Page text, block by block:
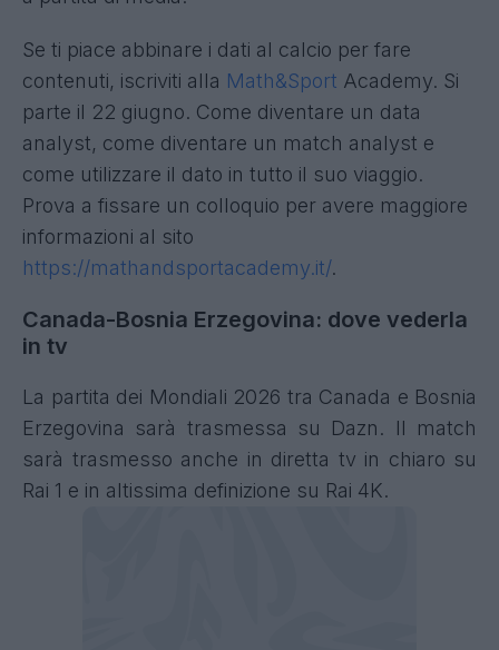
Se ti piace abbinare i dati al calcio per fare
contenuti, iscriviti alla Math&Sport Academy. Si
parte il 22 giugno. Come diventare un data
analyst, come diventare un match analyst e
come utilizzare il dato in tutto il suo viaggio.
Prova a fissare un colloquio per avere maggiore
informazioni al sito
https://mathandsportacademy.it/.
Canada-Bosnia Erzegovina: dove vederla
in tv
La partita dei Mondiali 2026 tra Canada e Bosnia
Erzegovina sarà trasmessa su Dazn. Il match
sarà trasmesso anche in diretta tv in chiaro su
Rai 1 e in altissima definizione su Rai 4K.